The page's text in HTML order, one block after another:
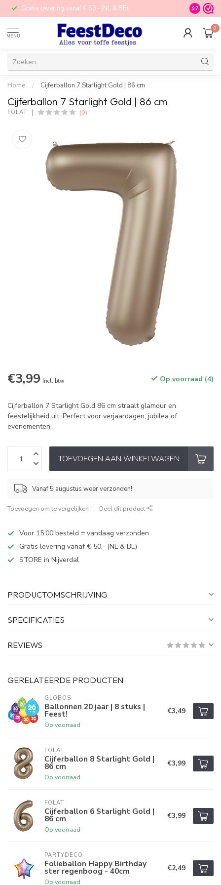
STORE in Nijverdal 9.7
MENU
0
Home / Cijferballon 7 Starlight Gold | 86 cm
Cijferballon 7 Starlight Gold | 86 cm
FOLAT (0)
€3,99 Incl. btw Op voorraad (4)
Cijferballon 7 Starlight Gold 86 cm straalt glamour en
feestelijkheid uit. Perfect voor verjaardagen, jubilea of
evenementen.
TOEVOEGEN AAN WINKELWAGEN
Vanaf 5 augustus weer verzonden!
Toevoegen om te vergelijken Deel dit product
Voor 15:00 besteld = vandaag verzonden
Gratis levering vanaf € 50,- (NL & BE)
STORE in Nijverdal
PRODUCTOMSCHRIJVING
SPECIFICATIES
REVIEWS
GERELATEERDE PRODUCTEN
GLOBOS
Ballonnen 20 jaar | 8 stuks |
Feest!
Op voorraad
€3,49
FOLAT
Cijferballon 8 Starlight Gold |
86 cm
Op voorraad
€3,99
FOLAT
Cijferballon 6 Starlight Gold |
86 cm
Op voorraad
€3,99
PARTYDECO
Folieballon Happy Birthday
ster regenboog - 40cm
Op voorraad
€2,49